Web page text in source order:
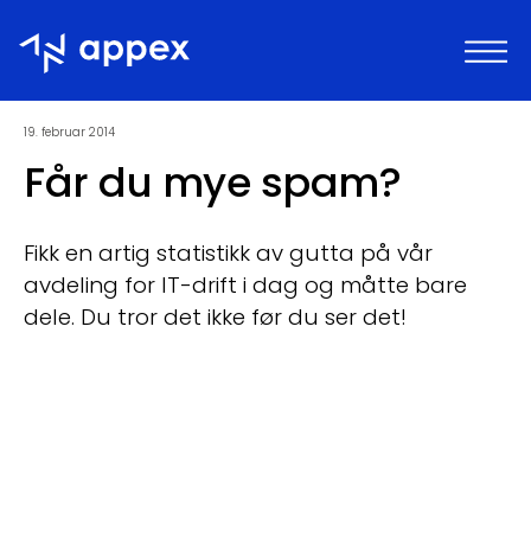
Appex
19. februar 2014
Får du mye spam?
Fikk en artig statistikk av gutta på vår
avdeling for IT-drift i dag og måtte bare
dele. Du tror det ikke før du ser det!